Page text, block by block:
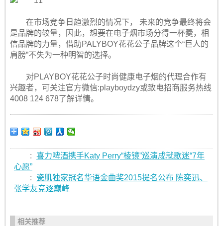
在市场竞争日趋激烈的情况下， 未来的竞争最终将会
是品牌的较量，因此，想要在电子烟市场分得一杯羹，相
信品牌的力量，借助PALYBOY花花公子品牌这个“巨人的
肩膀”不失为一种明智的选择。
对PLAYBOY花花公子时尚健康电子烟的代理合作有
兴趣者，可关注官方微信:playboydzy或致电招商服务热线
4008 124 678了解详情。
: 喜力啤酒携手Katy Perry“棱镜”巡演成就歌迷“7年
心愿”
: 瓷肌独家冠名华语金曲奖2015提名公布 陈奕迅、
张学友竞逐巅峰
相关推荐